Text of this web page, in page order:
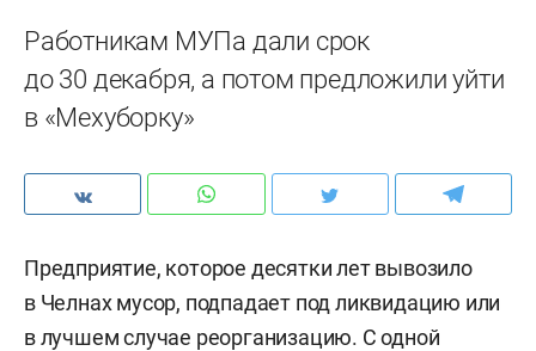
Работникам МУПа дали срок
до 30 декабря, а потом предложили уйти
в «Мехуборку»
Предприятие, которое десятки лет вывозило
в Челнах мусор, подпадает под ликвидацию или
в лучшем случае реорганизацию. С одной